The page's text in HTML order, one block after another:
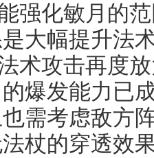
强化敏月的
大幅提升法
术攻击再度
爆发能力已
需考虑敌方
杖的穿透效